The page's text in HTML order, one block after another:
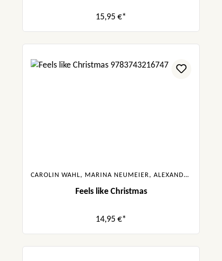
15,95 €*
CAROLIN WAHL, MARINA NEUMEIER, ALEXANDRA FLINT, KYRA GROH, GABRIELLA SANTOS DE LIMA
Feels like Christmas
14,95 €*